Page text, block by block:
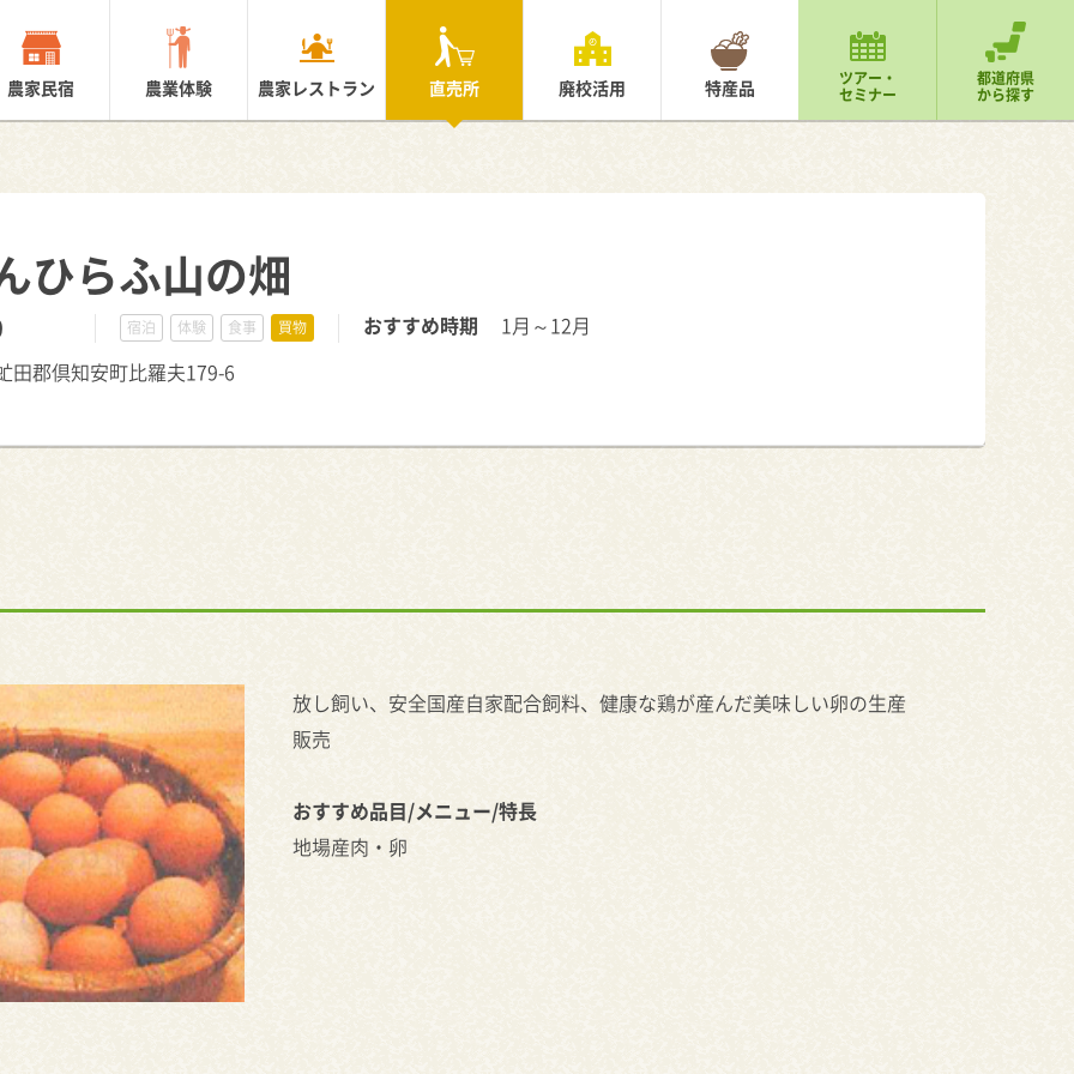
農家民宿 農業体験 農家レストラン 直売所 廃校活用 特産品 ツアー・
セミナー
都道府県
から探す
ひらふ山の畑
宿泊 体験 食事 買物 おすすめ時期
1月～12月
郡倶知安町比羅夫179-6
放し飼い、安全国産自家配合飼料、健康な鶏が産んだ美味しい卵の生産
販売
おすすめ品目/メニュー/特長
地場産肉・卵